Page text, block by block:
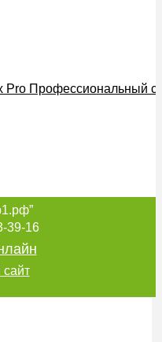
Pro Профессиональный
Pro Профессиональный
39-16